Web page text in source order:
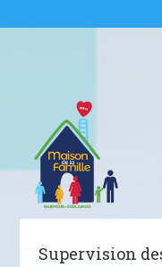
Supervision